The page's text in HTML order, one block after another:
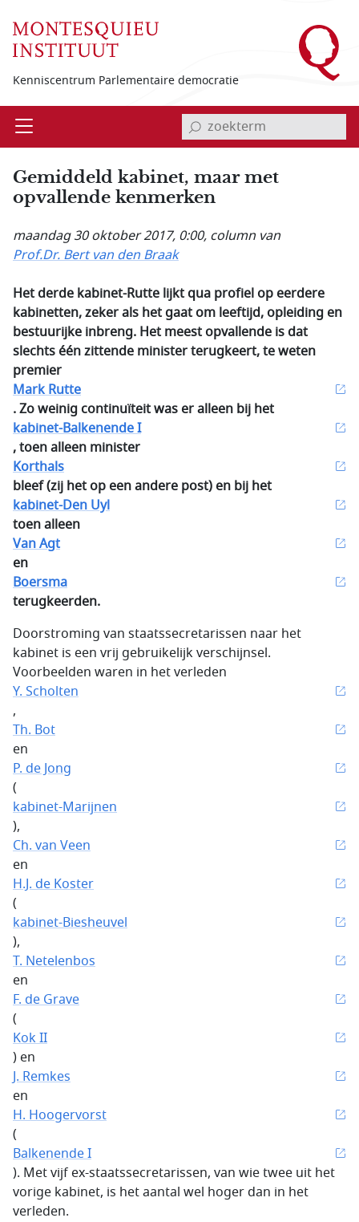
Kenniscentrum Parlementaire democratie
Open invoerveld zoekterm
Gemiddeld kabinet, maar met
opvallende kenmerken
maandag 30 oktober 2017, 0:00, column van
Prof.Dr. Bert van den Braak
Het derde kabinet-Rutte lijkt qua profiel op eerdere
kabinetten, zeker als het gaat om leeftijd, opleiding en
bestuurijke inbreng. Het meest opvallende is dat
slechts één zittende minister terugkeert, te weten
premier
Mark Rutte
. Zo weinig continuïteit was er alleen bij het
kabinet-Balkenende I
, toen alleen minister
Korthals
bleef (zij het op een andere post) en bij het
kabinet-Den Uyl
toen alleen
Van Agt
en
Boersma
terugkeerden.
Doorstroming van staatssecretarissen naar het
kabinet is een vrij gebruikelijk verschijnsel.
Voorbeelden waren in het verleden
Y. Scholten
,
Th.­­­ Bot
en
P. de Jong
(
kabinet-Marijnen
),
Ch. van Veen
en
H.J. de Koster
(
kabinet-Biesheuvel
),
T. Netelenbos
en
F. de Grave
(
Kok II
) en
J. Remkes
en
H. Hoogervorst
(
Balkenende I
). Met vijf ex-staatssecretarissen, van wie twee uit het
vorige kabinet, is het aantal wel hoger dan in het
verleden.